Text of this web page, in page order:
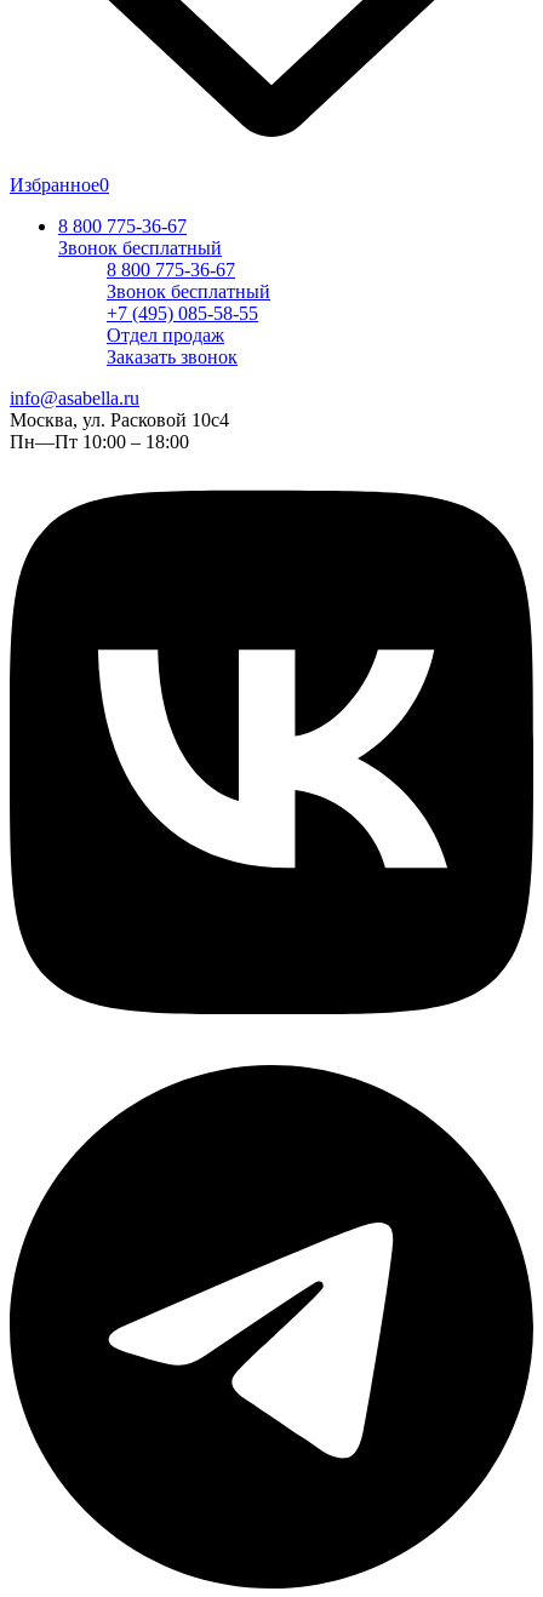
Избранное0
8 800 775-36-67
Звонок бесплатный
8 800 775-36-67
Звонок бесплатный
+7 (495) 085-58-55
Отдел продаж
Заказать звонок
info@asabella.ru
Москва, ул. Расковой 10с4
Пн—Пт 10:00 – 18:00